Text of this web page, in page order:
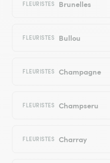
FLEURISTES Brunelles
FLEURISTES Bullou
FLEURISTES Champagne
FLEURISTES Champseru
FLEURISTES Charray